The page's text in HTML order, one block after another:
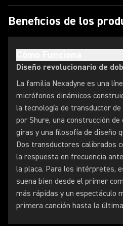
Beneficios de los
Diseño revolucionario de
La familia Nexadyne es una
micrófonos dinámicos
la tecnología de transductor
por Shure, una construcción
giras y una filosofía de diseño
Dos transductores calibrados
la respuesta en frecuencia
la placa. Para los intérpretes,
suena bien desde el primer
más rápidas y un espectáculo
primera canción hasta la